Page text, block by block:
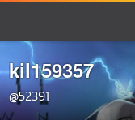
kil159357
@52391